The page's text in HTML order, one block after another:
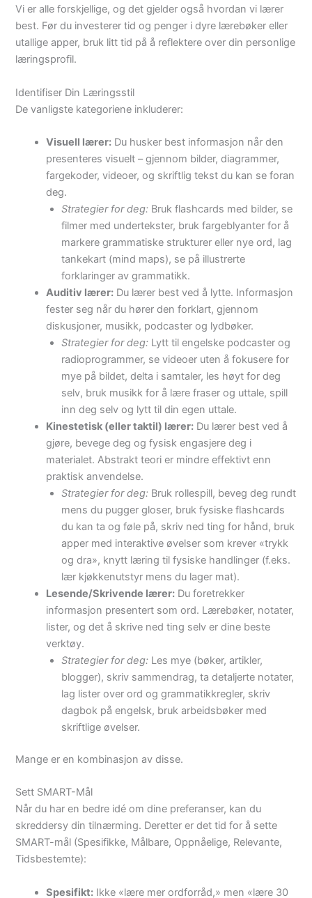
Vi er alle forskjellige, og det gjelder også hvordan vi lærer
best. Før du investerer tid og penger i dyre lærebøker eller
utallige apper, bruk litt tid på å reflektere over din personlige
læringsprofil.
Identifiser Din Læringsstil
De vanligste kategoriene inkluderer:
Visuell lærer: Du husker best informasjon når den
presenteres visuelt – gjennom bilder, diagrammer,
fargekoder, videoer, og skriftlig tekst du kan se foran
deg.
Strategier for deg: Bruk flashcards med bilder, se
filmer med undertekster, bruk fargeblyanter for å
markere grammatiske strukturer eller nye ord, lag
tankekart (mind maps), se på illustrerte
forklaringer av grammatikk.
Auditiv lærer: Du lærer best ved å lytte. Informasjon
fester seg når du hører den forklart, gjennom
diskusjoner, musikk, podcaster og lydbøker.
Strategier for deg: Lytt til engelske podcaster og
radioprogrammer, se videoer uten å fokusere for
mye på bildet, delta i samtaler, les høyt for deg
selv, bruk musikk for å lære fraser og uttale, spill
inn deg selv og lytt til din egen uttale.
Kinestetisk (eller taktil) lærer: Du lærer best ved å
gjøre, bevege deg og fysisk engasjere deg i
materialet. Abstrakt teori er mindre effektivt enn
praktisk anvendelse.
Strategier for deg: Bruk rollespill, beveg deg rundt
mens du pugger gloser, bruk fysiske flashcards
du kan ta og føle på, skriv ned ting for hånd, bruk
apper med interaktive øvelser som krever «trykk
og dra», knytt læring til fysiske handlinger (f.eks.
lær kjøkkenutstyr mens du lager mat).
Lesende/Skrivende lærer: Du foretrekker
informasjon presentert som ord. Lærebøker, notater,
lister, og det å skrive ned ting selv er dine beste
verktøy.
Strategier for deg: Les mye (bøker, artikler,
blogger), skriv sammendrag, ta detaljerte notater,
lag lister over ord og grammatikkregler, skriv
dagbok på engelsk, bruk arbeidsbøker med
skriftlige øvelser.
Mange er en kombinasjon av disse.
Sett SMART-Mål
Når du har en bedre idé om dine preferanser, kan du
skreddersy din tilnærming. Deretter er det tid for å sette
SMART-mål (Spesifikke, Målbare, Oppnåelige, Relevante,
Tidsbestemte):
Spesifikt: Ikke «lære mer ordforråd,» men «lære 30